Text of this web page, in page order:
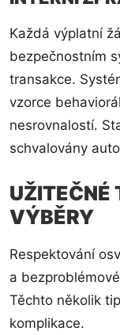
Každá výplatní
bezpečnostním
transakce.
vzorce
nesrovnalostí.
schvalovány
UŽITEČNÉ
VÝBĚRY
Respektování
a
Těchto několik
komplikace.